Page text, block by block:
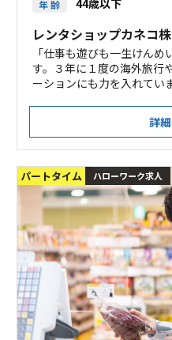
年 齢 44歳以下
レンタショップカネコ
「仕事も遊びも一生けん
す。３年に１度の海外旅行
ーションにも力を入れてい
詳
パートタイム ハローワーク求人